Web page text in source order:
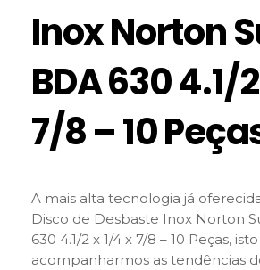
Inox Norton
BDA 630 4.1/
7/8 – 10
A mais alta tecnologia já
Disco de Desbaste Inox Norton
630 4.1/2 x 1/4 x 7/8 – 10 Peças,
acompanharmos as tendências